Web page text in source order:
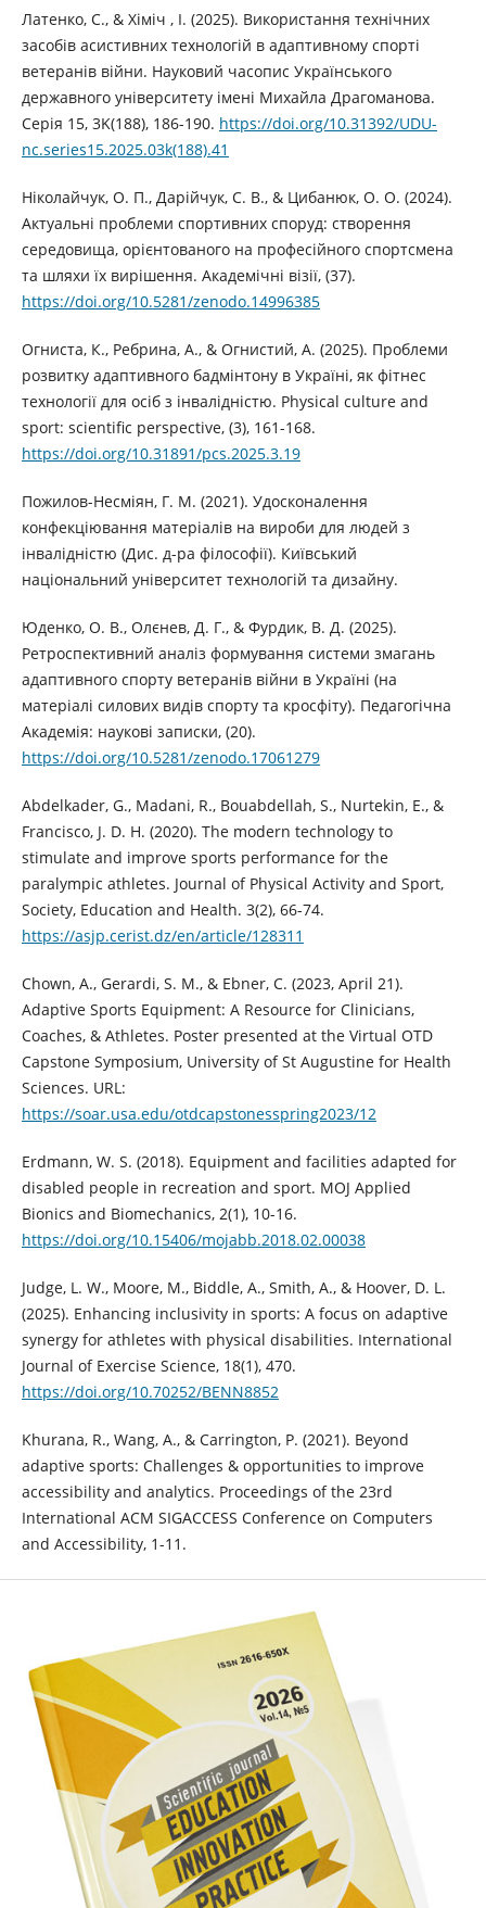
Латенко, С., & Хіміч , І. (2025). Використання технічних
засобів асистивних технологій в адаптивному спорті
ветеранів війни. Науковий часопис Українського
державного університету імені Михайла Драгоманова.
Серія 15, 3K(188), 186-190. https://doi.org/10.31392/UDU-
nc.series15.2025.03k(188).41
Ніколайчук, О. П., Дарійчук, С. В., & Цибанюк, О. О. (2024).
Актуальні проблеми спортивних споруд: створення
середовища, орієнтованого на професійного спортсмена
та шляхи їх вирішення. Академічні візії, (37).
https://doi.org/10.5281/zenodo.14996385
Огниста, К., Ребрина, А., & Огнистий, А. (2025). Проблеми
розвитку адаптивного бадмінтону в Україні, як фітнес
технології для осіб з інвалідністю. Physical culture and
sport: scientific perspective, (3), 161-168.
https://doi.org/10.31891/pcs.2025.3.19
Пожилов-Несміян, Г. М. (2021). Удосконалення
конфекціювання матеріалів на вироби для людей з
інвалідністю (Дис. д-ра філософії). Київський
національний університет технологій та дизайну.
Юденко, О. В., Олєнев, Д. Г., & Фурдик, В. Д. (2025).
Ретроспективний аналіз формування системи змагань
адаптивного спорту ветеранів війни в Україні (на
матеріалі силових видів спорту та кросфіту). Педагогічна
Академія: наукові записки, (20).
https://doi.org/10.5281/zenodo.17061279
Abdelkader, G., Madani, R., Bouabdellah, S., Nurtekin, E., &
Francisco, J. D. H. (2020). The modern technology to
stimulate and improve sports performance for the
paralympic athletes. Journal of Physical Activity and Sport,
Society, Education and Health. 3(2), 66-74.
https://asjp.cerist.dz/en/article/128311
Chown, A., Gerardi, S. M., & Ebner, C. (2023, April 21).
Adaptive Sports Equipment: A Resource for Clinicians,
Coaches, & Athletes. Poster presented at the Virtual OTD
Capstone Symposium, University of St Augustine for Health
Sciences. URL:
https://soar.usa.edu/otdcapstonesspring2023/12
Erdmann, W. S. (2018). Equipment and facilities adapted for
disabled people in recreation and sport. MOJ Applied
Bionics and Biomechanics, 2(1), 10-16.
https://doi.org/10.15406/mojabb.2018.02.00038
Judge, L. W., Moore, M., Biddle, A., Smith, A., & Hoover, D. L.
(2025). Enhancing inclusivity in sports: A focus on adaptive
synergy for athletes with physical disabilities. International
Journal of Exercise Science, 18(1), 470.
https://doi.org/10.70252/BENN8852
Khurana, R., Wang, A., & Carrington, P. (2021). Beyond
adaptive sports: Challenges & opportunities to improve
accessibility and analytics. Proceedings of the 23rd
International ACM SIGACCESS Conference on Computers
and Accessibility, 1-11.